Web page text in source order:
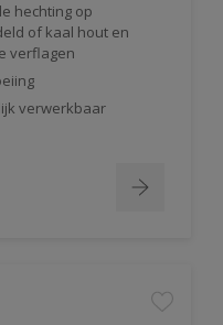
hechting op
of kaal hout en
verflagen
verwerkbaar